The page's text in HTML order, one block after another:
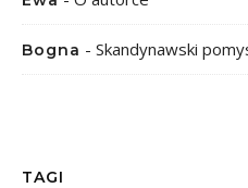
Bogna - Skandynawski
TAGI